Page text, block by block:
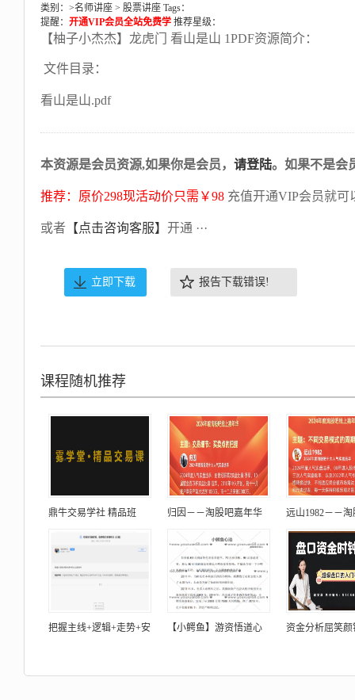
类别：>名师讲座 > 股票讲座 Tags：
提醒： 开通VIP会员全站免费学 推荐星级：
【柚子小杰杰】龙虎门 看山是山 1PDF资源简介：
文件目录：
看山是山.pdf
本资源是会员资源,如果你是会员， 请登陆。如果不是会
推荐：原价298现活动价只需￥98 充值开通VIP会员就可
或者 【点击咨询客服】 开通 ···
立即下载 报告下载错误!
课程随机推荐
鼎牛交易学社 精品班 归因－－淘股吧嘉年华 远山1982－－
把握主线+逻辑+走势+安 【小鳄鱼】游资悟道心 资金分析屈笑颜